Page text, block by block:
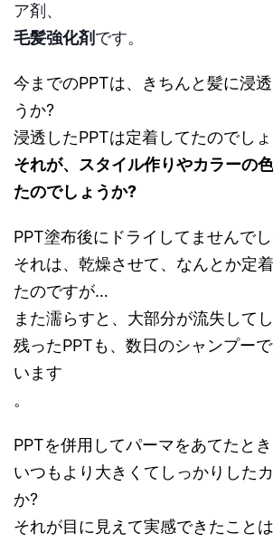
ア剤、
毛髪強化剤です。
今までのPPTは、きちんと髪に浸
うか?
浸透したPPTは定着してたのでし
それが、スタイル作りやカラーの
たのでしょうか?
PPT塗布後にドライしてませんで
それは、乾燥させて、なんとか定
たのですが…
また濡らすと、大部分が流失して
残ったPPTも、数日のシャンプー
います
。
PPTを併用してパーマをあてたとき
いつもより大きくてしっかりした
か?
それが目に見えて実感できたこと